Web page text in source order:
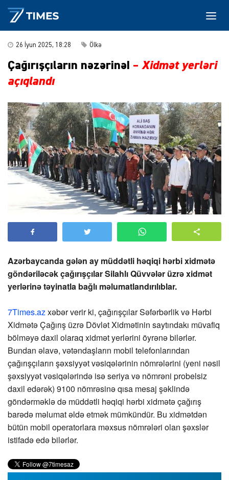
26 İyun 2025, 18:28 Ölkə
Çağırışçıların nəzərinə! – Xidmət yerləri
açıqlandı
Azərbaycanda gələn ay müddətli həqiqi hərbi xidmətə
göndəriləcək çağırışçılar Silahlı Qüvvələr üzrə xidmət
yerlərinə təyinatla bağlı məlumatlandırılıblar.
7Times.azxəbər verir ki, çağırışçılar Səfərbərlik və Hərbi
Xidmətə Çağırış üzrə Dövlət Xidmətinin saytındakı müvafiq
bölməyə daxil olaraq xidmət yerlərini öyrənə bilərlər.
Bundan əlavə, vətəndaşların mobil telefonlarından
çağırışçıların şəxsiyyət vəsiqələrinin nömrələrini (yeni nəsil
şəxsiyyət vəsiqələrində isə seriya və nömrəni probelsiz
daxil edərək) 9100 nömrəsinə qısa mesaj şəklində
göndərməklə də müddətli həqiqi hərbi xidmətə çağırış
barədə məlumat əldə etmək mümkündür. Bu xidmətdən
bütün mobil operatorlara məxsus nömrələri olan şəxslər
istifadə edə bilərlər.